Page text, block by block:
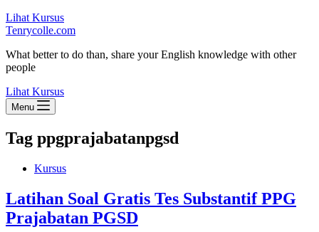
Lihat Kursus
Tenrycolle.com
What better to do than, share your English knowledge with other
people
Lihat Kursus
Menu
Tag ppgprajabatanpgsd
Kursus
Latihan Soal Gratis Tes Substantif PPG
Prajabatan PGSD